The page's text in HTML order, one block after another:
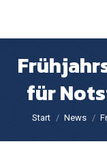
für
Sie befinden sich
Start News